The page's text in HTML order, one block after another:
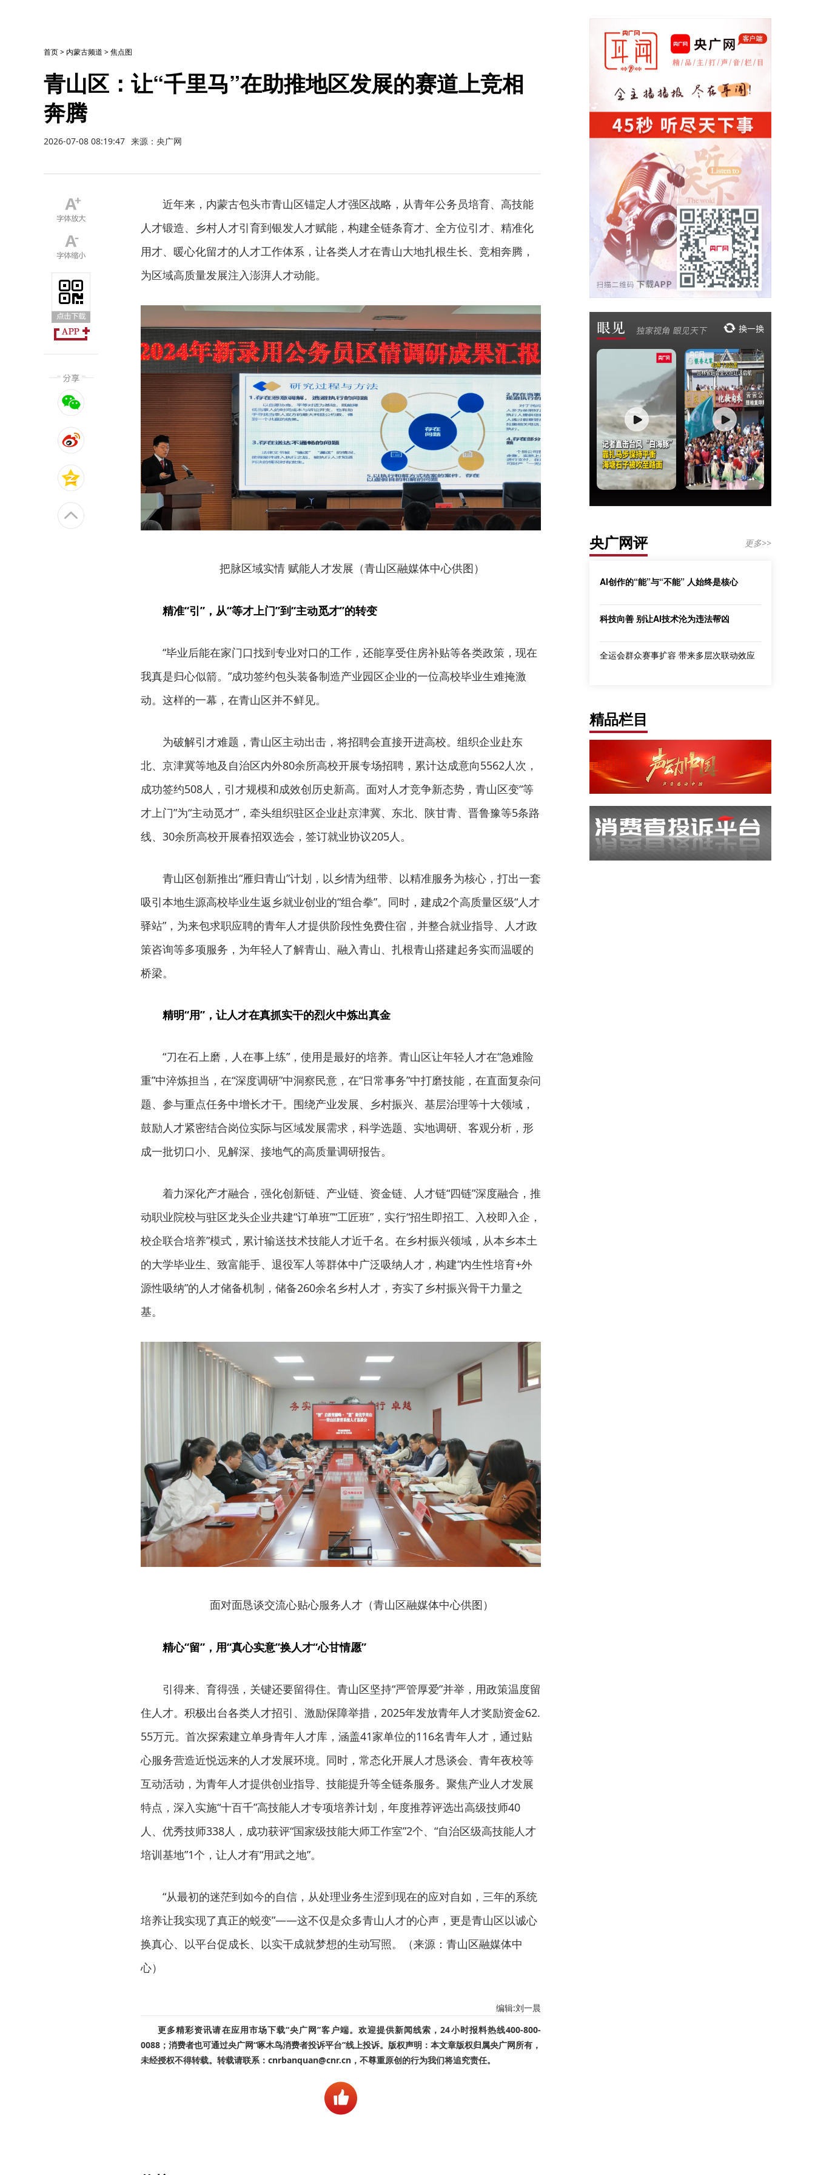
首页> 内蒙古频道 >焦点图
青山区：让“千里马”在助推地区发展的赛道上竞相
奔腾
2026-07-08 08:19:47 来源：央广网
近年来，内蒙古包头市青山区锚定人才强区战略，从青年公务员培育、高技能
人才锻造、乡村人才引育到银发人才赋能，构建全链条育才、全方位引才、精准化
用才、暖心化留才的人才工作体系，让各类人才在青山大地扎根生长、竞相奔腾，
为区域高质量发展注入澎湃人才动能。
把脉区域实情 赋能人才发展（青山区融媒体中心供图）
精准“引”，从“等才上门”到“主动觅才”的转变
“毕业后能在家门口找到专业对口的工作，还能享受住房补贴等各类政策，现在
我真是归心似箭。”成功签约包头装备制造产业园区企业的一位高校毕业生难掩激
动。这样的一幕，在青山区并不鲜见。
为破解引才难题，青山区主动出击，将招聘会直接开进高校。组织企业赴东
北、京津冀等地及自治区内外80余所高校开展专场招聘，累计达成意向5562人次，
成功签约508人，引才规模和成效创历史新高。面对人才竞争新态势，青山区变“等
才上门”为“主动觅才”，牵头组织驻区企业赴京津冀、东北、陕甘青、晋鲁豫等5条路
线、30余所高校开展春招双选会，签订就业协议205人。
青山区创新推出“雁归青山”计划，以乡情为纽带、以精准服务为核心，打出一套
吸引本地生源高校毕业生返乡就业创业的“组合拳”。同时，建成2个高质量区级“人才
驿站”，为来包求职应聘的青年人才提供阶段性免费住宿，并整合就业指导、人才政
策咨询等多项服务，为年轻人了解青山、融入青山、扎根青山搭建起务实而温暖的
桥梁。
精明“用”，让人才在真抓实干的烈火中炼出真金
“刀在石上磨，人在事上练”，使用是最好的培养。青山区让年轻人才在“急难险
重”中淬炼担当，在“深度调研”中洞察民意，在“日常事务”中打磨技能，在直面复杂问
题、参与重点任务中增长才干。围绕产业发展、乡村振兴、基层治理等十大领域，
鼓励人才紧密结合岗位实际与区域发展需求，科学选题、实地调研、客观分析，形
成一批切口小、见解深、接地气的高质量调研报告。
着力深化产才融合，强化创新链、产业链、资金链、人才链“四链”深度融合，推
动职业院校与驻区龙头企业共建“订单班”“工匠班”，实行“招生即招工、入校即入企，
校企联合培养”模式，累计输送技术技能人才近千名。在乡村振兴领域，从本乡本土
的大学毕业生、致富能手、退役军人等群体中广泛吸纳人才，构建“内生性培育+外
源性吸纳”的人才储备机制，储备260余名乡村人才，夯实了乡村振兴骨干力量之
基。
面对面恳谈交流心贴心服务人才（青山区融媒体中心供图）
精心“留”，用“真心实意”换人才“心甘情愿”
引得来、育得强，关键还要留得住。青山区坚持“严管厚爱”并举，用政策温度留
住人才。积极出台各类人才招引、激励保障举措，2025年发放青年人才奖励资金62.
55万元。首次探索建立单身青年人才库，涵盖41家单位的116名青年人才，通过贴
心服务营造近悦远来的人才发展环境。同时，常态化开展人才恳谈会、青年夜校等
互动活动，为青年人才提供创业指导、技能提升等全链条服务。聚焦产业人才发展
特点，深入实施“十百千”高技能人才专项培养计划，年度推荐评选出高级技师40
人、优秀技师338人，成功获评“国家级技能大师工作室”2个、“自治区级高技能人才
培训基地”1个，让人才有“用武之地”。
“从最初的迷茫到如今的自信，从处理业务生涩到现在的应对自如，三年的系统
培养让我实现了真正的蜕变”——这不仅是众多青山人才的心声，更是青山区以诚心
换真心、以平台促成长、以实干成就梦想的生动写照。（来源：青山区融媒体中
心）
编辑:刘一晨
更多精彩资讯请在应用市场下载“央广网”客户端。欢迎提供新闻线索，24小时报料热线400-800-
0088；消费者也可通过央广网“啄木鸟消费者投诉平台”线上投诉。版权声明：本文章版权归属央广网所有，
未经授权不得转载。转载请联系：cnrbanquan@cnr.cn，不尊重原创的行为我们将追究责任。
央广网评 更多>>
AI创作的“能”与“不能” 人始终是核心
科技向善 别让AI技术沦为违法帮凶
全运会群众赛事扩容 带来多层次联动效应
精品栏目